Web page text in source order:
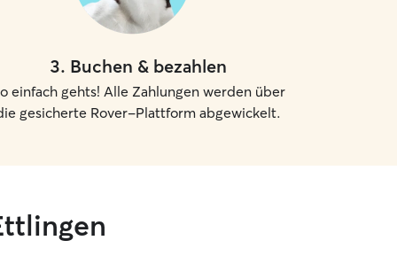
3. Buchen & bezahlen
einfach gehts! Alle Zahlungen werden über
gesicherte Rover-Plattform abgewickelt.